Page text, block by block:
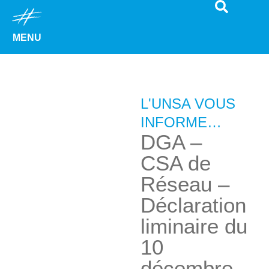
MENU
L'UNSA VOUS
INFORME…
DGA –
CSA de
Réseau –
Déclaration
liminaire du
10